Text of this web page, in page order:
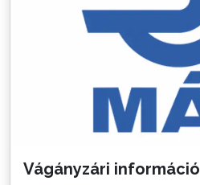
Vágányzári információ